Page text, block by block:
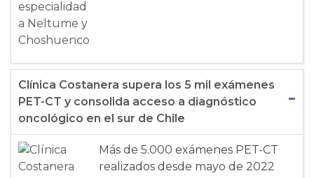
Clínica Costanera supera los 5 mil exámenes
PET-CT y consolida acceso a diagnóstico
oncológico en el sur de Chile
Más de 5.000 exámenes PET-CT
realizados desde mayo de 2022